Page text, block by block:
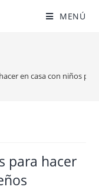
MENÚ
en casa con niños
para hacer